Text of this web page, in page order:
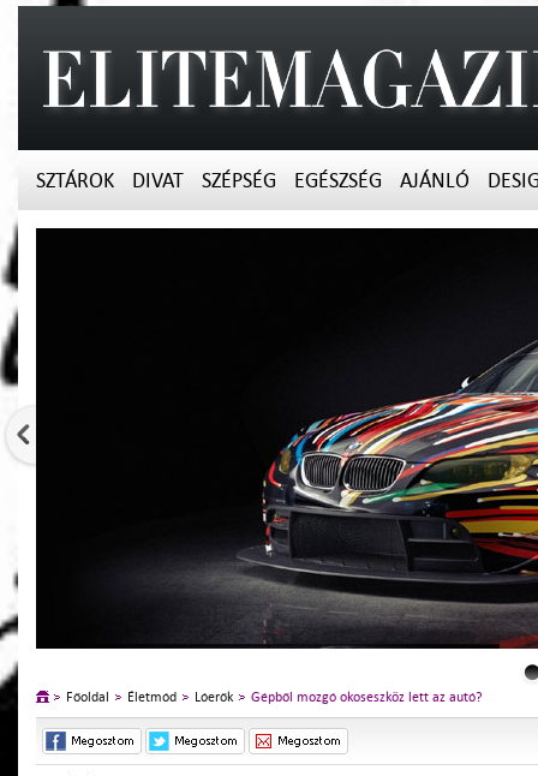
SZTÁROK DIVAT SZÉPSÉG EGÉSZSÉG AJÁNLÓ
Főoldal Életmód Lóerők Gépből mozgó okoseszköz lett az autó?